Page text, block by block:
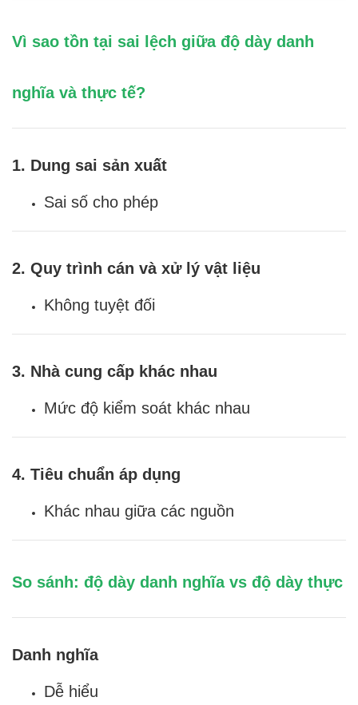
Vì sao tồn tại sai lệch giữa độ dày danh
nghĩa và thực tế?
1. Dung sai sản xuất
Sai số cho phép
2. Quy trình cán và xử lý vật liệu
Không tuyệt đối
3. Nhà cung cấp khác nhau
Mức độ kiểm soát khác nhau
4. Tiêu chuẩn áp dụng
Khác nhau giữa các nguồn
So sánh: độ dày danh nghĩa vs độ dày thực
Danh nghĩa
Dễ hiểu